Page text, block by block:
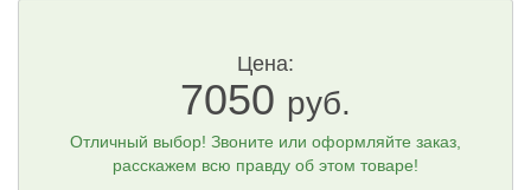
Цена:
7050 руб.
Отличный выбор! Звоните или оформляйте заказ,
расскажем всю правду об этом товаре!